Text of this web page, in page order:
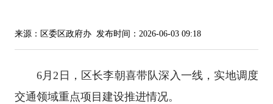
来源：区委区政府办 发布时间：2026-06-03 09:18
6月2日，区长李朝喜带队深入一线，实地调度
交通领域重点项目建设推进情况。